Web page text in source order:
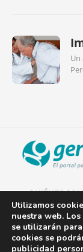
Un
QUIÉNES
AVISO LEGAL
POLÍTICA DE
Utilizamos
nuestra web.
se utilizarán
cookies se
publicidad